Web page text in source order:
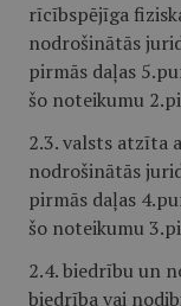
rīcībspējīga
nodrošinātās
pirmās daļas
šo noteikumu
2.3. valsts atzīta
nodrošinātās
pirmās daļas
šo noteikumu
2.4. biedrību un
biedrība vai